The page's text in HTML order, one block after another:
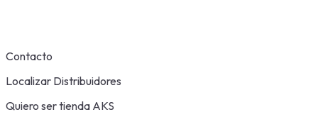
Contacto
Localizar Distribuidores
Quiero ser tienda AKS